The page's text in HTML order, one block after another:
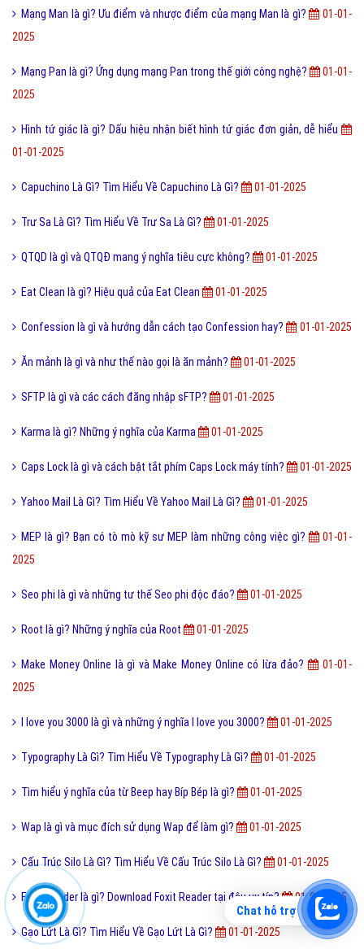
Mạng Man là gì? Ưu điểm và nhược điểm của mạng Man là gì?
01-01-
2025
Mạng Pan là gì? Ứng dụng mạng Pan trong thế giới công nghệ?
01-01-
2025
Hình tứ giác là gì? Dấu hiệu nhận biết hình tứ giác đơn giản, dễ hiểu
01-01-2025
Capuchino Là Gì? Tìm Hiểu Về Capuchino Là Gì? 01-01-2025
Trư Sa Là Gì? Tìm Hiểu Về Trư Sa Là Gì? 01-01-2025
QTQD là gì và QTQĐ mang ý nghĩa tiêu cực không? 01-01-2025
Eat Clean là gì? Hiệu quả của Eat Clean 01-01-2025
Confession là gì và hướng dẫn cách tạo Confession hay? 01-01-2025
Ăn mảnh là gì và như thế nào gọi là ăn mảnh? 01-01-2025
SFTP là gì và các cách đăng nhập sFTP? 01-01-2025
Karma là gì? Những ý nghĩa của Karma 01-01-2025
Caps Lock là gì và cách bật tắt phím Caps Lock máy tính? 01-01-2025
Yahoo Mail Là Gì? Tìm Hiểu Về Yahoo Mail Là Gì? 01-01-2025
MEP là gì? Bạn có tò mò kỹ sư MEP làm những công việc gì?
01-01-
2025
Seo phi là gì và những tư thế Seo phi độc đáo? 01-01-2025
Root là gì? Những ý nghĩa của Root 01-01-2025
Make Money Online là gì và Make Money Online có lừa đảo?
01-01-
2025
I love you 3000 là gì và những ý nghĩa I love you 3000? 01-01-2025
Typography Là Gì? Tìm Hiểu Về Typography Là Gì? 01-01-2025
Tìm hiểu ý nghĩa của từ Beep hay Bíp Bép là gì? 01-01-2025
Wap là gì và mục đích sử dụng Wap để làm gì? 01-01-2025
Cấu Trúc Silo Là Gì? Tìm Hiểu Về Cấu Trúc Silo Là Gì? 01-01-2025
Foxit Reader là gì? Download Foxit Reader tại đâu uy tín? 01-01-2025
Gạo Lứt Là Gì? Tìm Hiểu Về Gạo Lứt Là Gì? 01-01-2025
Chat hỗ trợ